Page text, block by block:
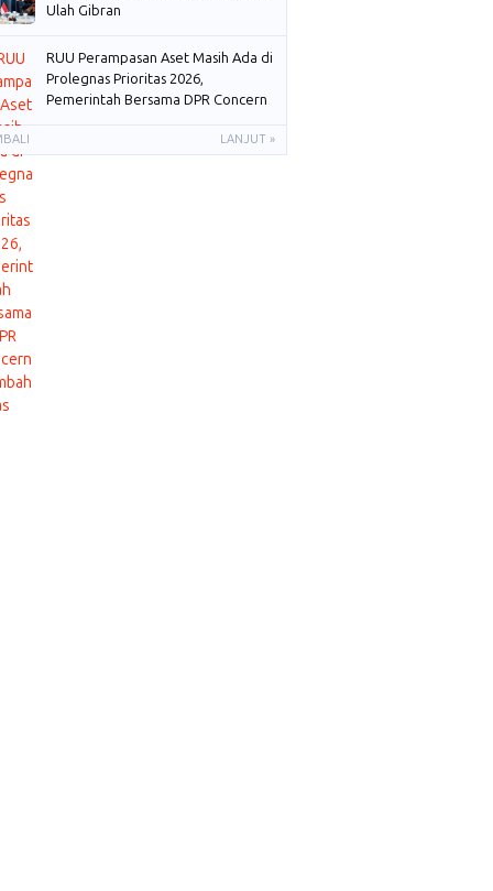
Ulah Gibran
RUU Perampasan Aset Masih Ada di
Prolegnas Prioritas 2026,
Pemerintah Bersama DPR Concern
LANJUT »